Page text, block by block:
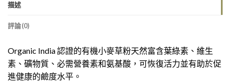
描述
評論(0)
Organic India 認證的有機小麥草粉天然富含葉綠素、維生
素、礦物質、必需營養素和氨基酸，可恢復活力並有助於促
進健康的鹼度水平。